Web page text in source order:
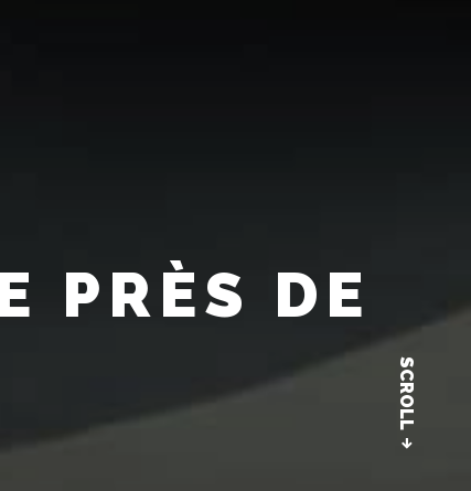
PRÈS DE
SCROLL